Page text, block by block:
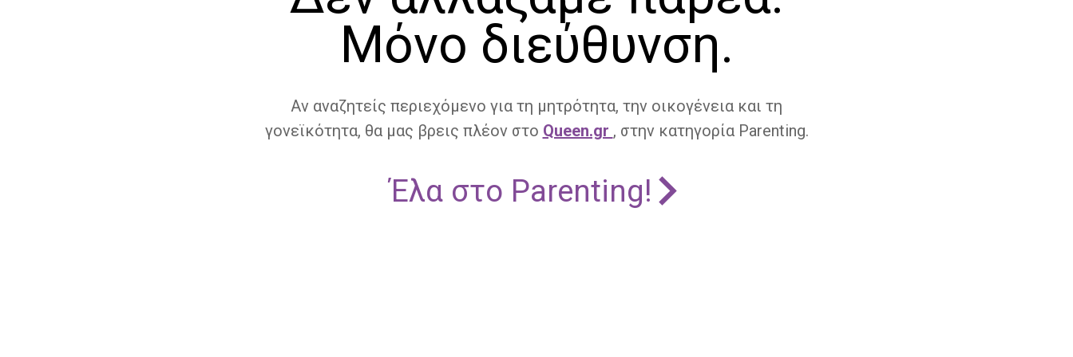
Μόνο διεύθυνση.
Αν αναζητείς περιεχόμενο για τη μητρότητα, την οικογένεια και τη
γονεϊκότητα, θα μας βρεις πλέον στο Queen.gr , στην κατηγορία Parenting.
Έλα στο Parenting!